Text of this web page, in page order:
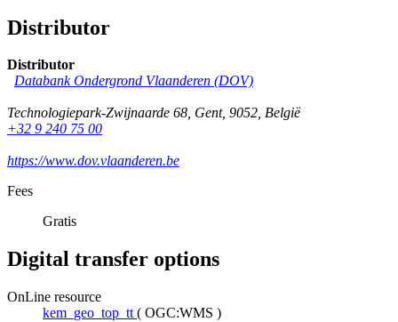
Distributor
Distributor
Databank Ondergrond Vlaanderen (DOV)
Technologiepark-Zwijnaarde 68, Gent, 9052, België
+32 9 240 75 00
https://www.dov.vlaanderen.be
Fees
Gratis
Digital transfer options
OnLine resource
kem_geo_top_tt ( OGC:WMS )